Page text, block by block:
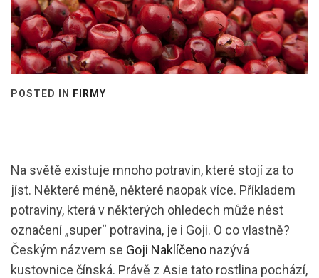
POSTED IN FIRMY
Na světě existuje mnoho potravin, které stojí za to
jíst. Některé méně, některé naopak více. Příkladem
potraviny, která v některých ohledech může nést
označení „super“ potravina, je i Goji. O co vlastně?
Českým názvem se Goji Naklíčeno nazývá
kustovnice čínská. Právě z Asie tato rostlina pochází,